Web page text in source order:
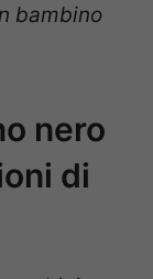
bambino
nero
di